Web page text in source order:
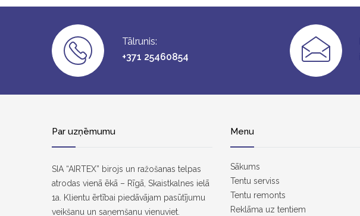
Tālrunis:
+371 25460854
Par uzņēmumu
SIA “AIRTEX” birojs un ražošanas telpas
atrodas vienā ēkā – Rīgā, Skaistkalnes ielā
1a. Klientu ērtībai piedāvājam pasūtījumu
veikšanu un saņemšanu vienuviet.
Menu
Sākums
Tentu serviss
Tentu remonts
Reklāma uz tentiem